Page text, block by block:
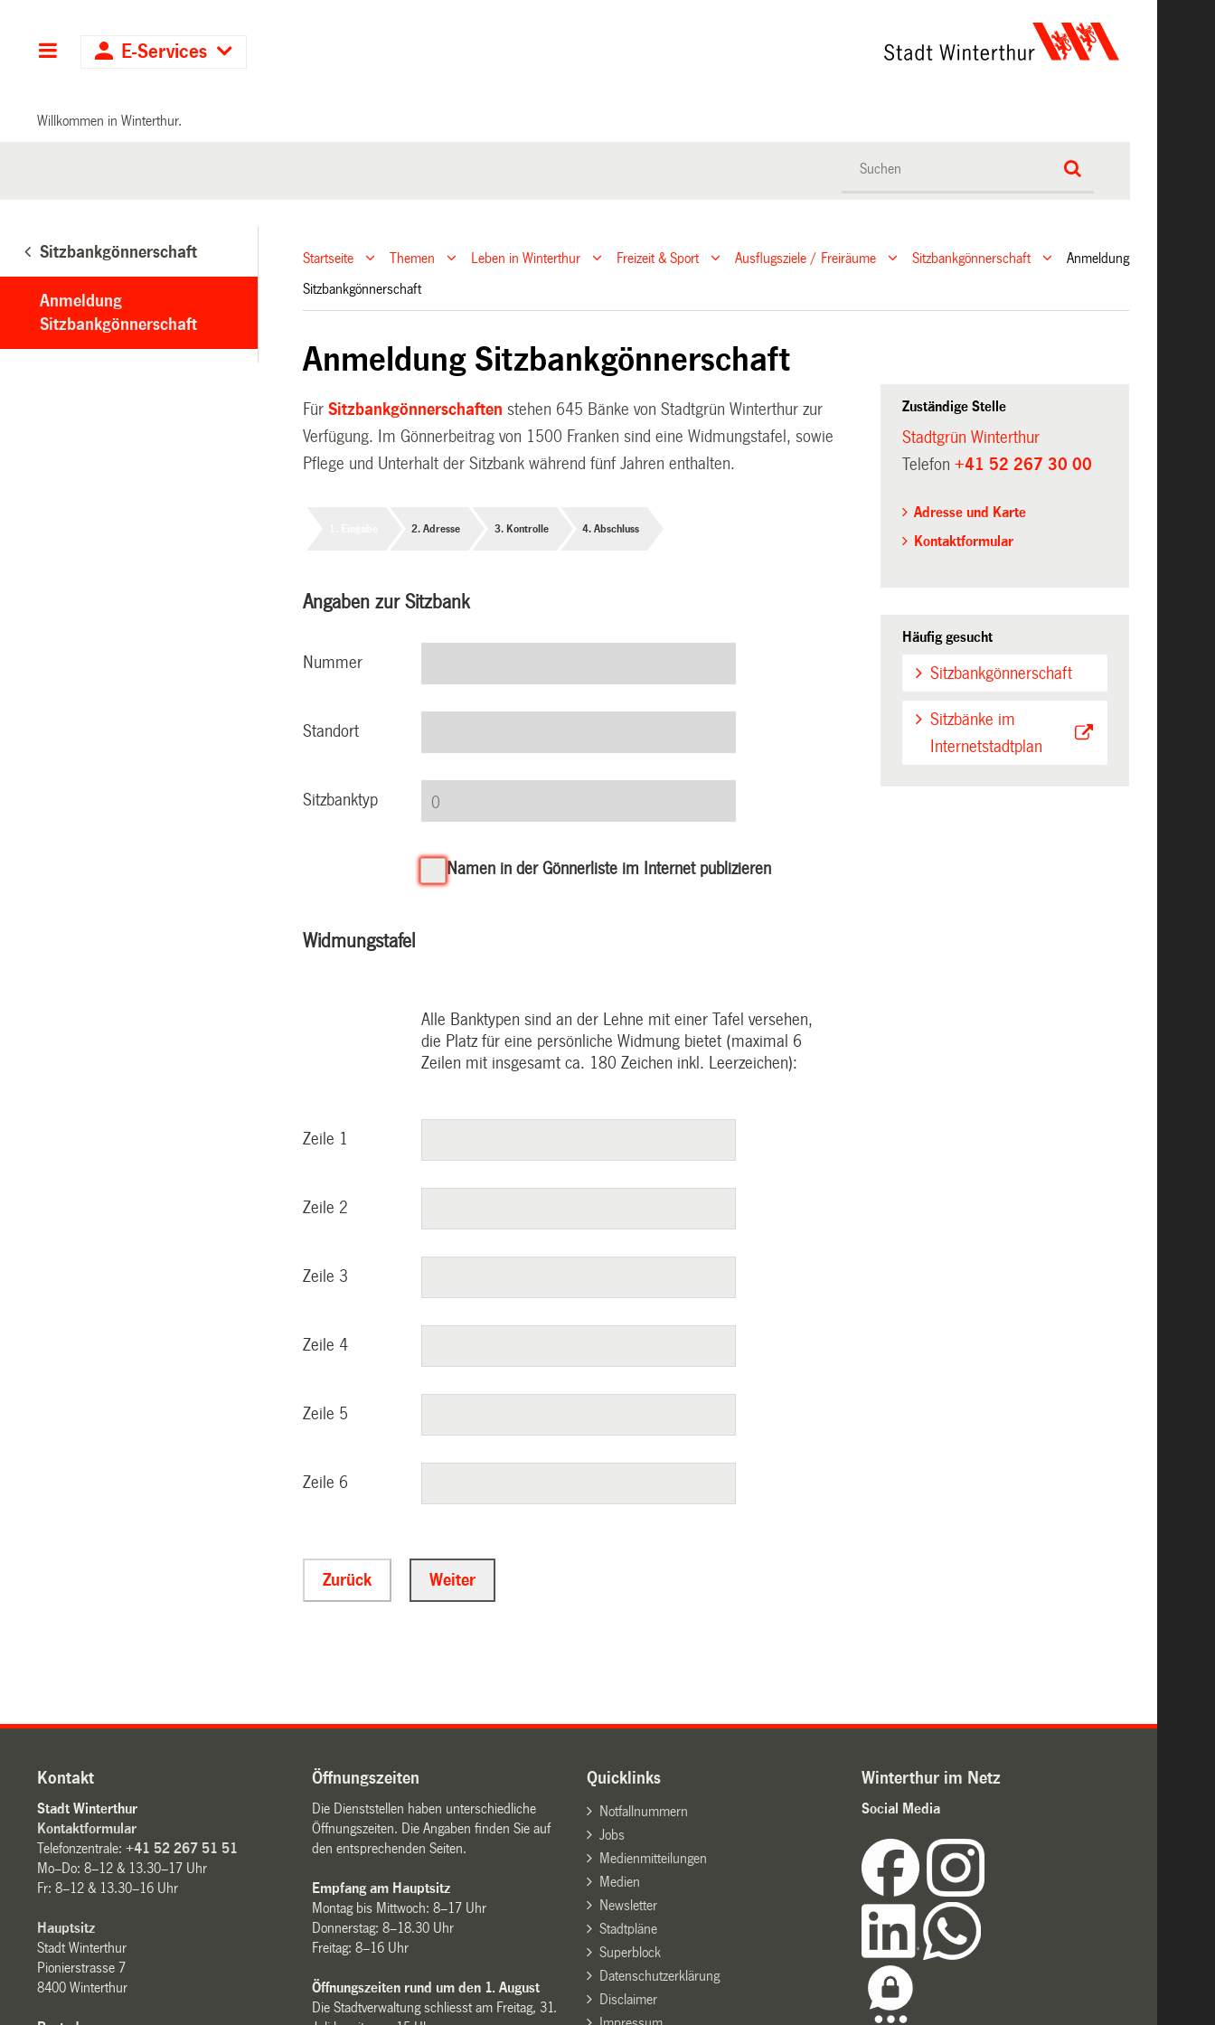
Hauptnavigation
E-Services
Willkommen in Winterthur.
Sitzbankgönnerschaft
Anmeldung
Sitzbankgönnerschaft
Startseite Themen Leben in Winterthur Freizeit & Sport Ausflugsziele / Freiräume Sitzbankgönnerschaft
Anmeldung
Sitzbankgönnerschaft
Anmeldung Sitzbankgönnerschaft
FürSitzbankgönnerschaften stehen 645 Bänke von Stadtgrün Winterthur zur
Verfügung. Im Gönnerbeitrag von 1500 Franken sind eine Widmungstafel, sowie
Pflege und Unterhalt der Sitzbank während fünf Jahren enthalten.
Zuständige Stelle
Stadtgrün Winterthur
Telefon +41 52 267 30 00
Adresse und Karte
Kontaktformular
Häufig gesucht
Sitzbankgönnerschaft
Sitzbänke im
Internetstadtplan
Kontakt
Stadt Winterthur
Kontaktformular
Telefonzentrale:+41 52 267 51 51
Mo–Do: 8–12 & 13.30–17 Uhr
Fr: 8–12 & 13.30–16 Uhr
Hauptsitz
Stadt Winterthur
Pionierstrasse 7
8400 Winterthur
Öffnungszeiten
Die Dienststellen haben unterschiedliche
Öffnungszeiten. Die Angaben finden Sie auf
den entsprechenden Seiten.
Empfang am Hauptsitz
Montag bis Mittwoch: 8–17 Uhr
Donnerstag: 8–18.30 Uhr
Freitag: 8–16 Uhr
Öffnungszeiten rund um den 1. August
Die Stadtverwaltung schliesst am Freitag, 31.
Quicklinks
Notfallnummern
Jobs
Medienmitteilungen
Medien
Newsletter
Stadtpläne
Superblock
Datenschutzerklärung
Disclaimer
Winterthur im Netz
Social Media